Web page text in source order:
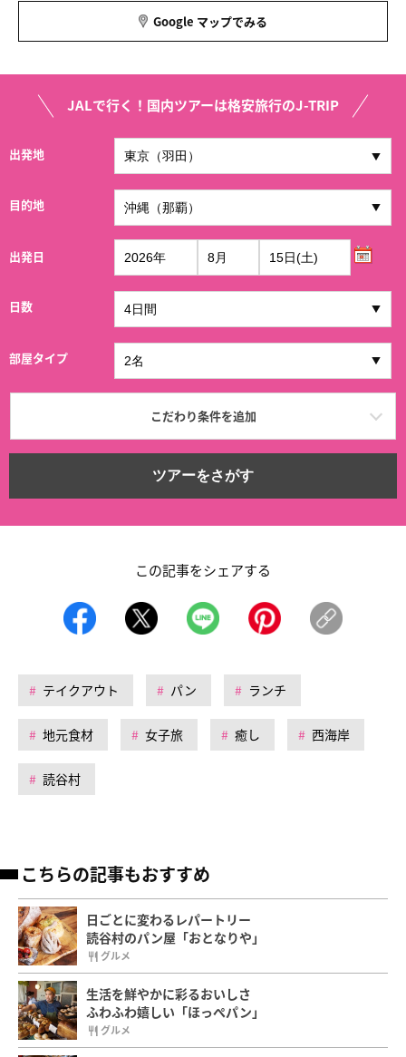
Google マップでみる
JALで行く！国内ツアーは格安旅行のJ-TRIP
出発地
目的地
出発日
日数
部屋タイプ
こだわり条件を追加
ツアーをさがす
この記事をシェアする
テイクアウト パン ランチ
地元食材 女子旅 癒し 西海岸
読谷村
こちらの記事もおすすめ
日ごとに変わるレパートリー
読谷村のパン屋「おとなりや」
グルメ
生活を鮮やかに彩るおいしさ
ふわふわ嬉しい「ほっぺパン」
グルメ